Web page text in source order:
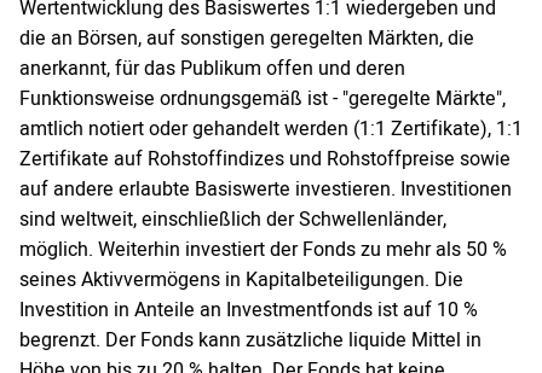
Wertentwicklung des Basiswertes 1:1 wiedergeben und
die an Börsen, auf sonstigen geregelten Märkten, die
anerkannt, für das Publikum offen und deren
Funktionsweise ordnungsgemäß ist - "geregelte Märkte",
amtlich notiert oder gehandelt werden (1:1 Zertifikate), 1:1
Zertifikate auf Rohstoffindizes und Rohstoffpreise sowie
auf andere erlaubte Basiswerte investieren. Investitionen
sind weltweit, einschließlich der Schwellenländer,
möglich. Weiterhin investiert der Fonds zu mehr als 50 %
seines Aktivvermögens in Kapitalbeteiligungen. Die
Investition in Anteile an Investmentfonds ist auf 10 %
begrenzt. Der Fonds kann zusätzliche liquide Mittel in